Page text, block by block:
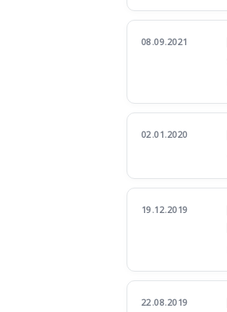
08.09.2021
02.01.2020
19.12.2019
22.08.2019